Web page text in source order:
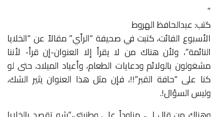
”
كتب: عبدالحافظ الهروط
الأسبوع الفائت، كتبت في صحيفة “الرأي” مقالاً عن “الخلايا
النائمة”، ولأن هناك من لا يقرأ إلا العنوان-إن قرأ- لأننا
مشغولون بالولائم ودعايات الطعام، وأعياد الميلاد، حتى لو
كنا على “حافة القبر”!!، فإن مثل هذا العنوان يثير الشك،
وليس السؤال!.